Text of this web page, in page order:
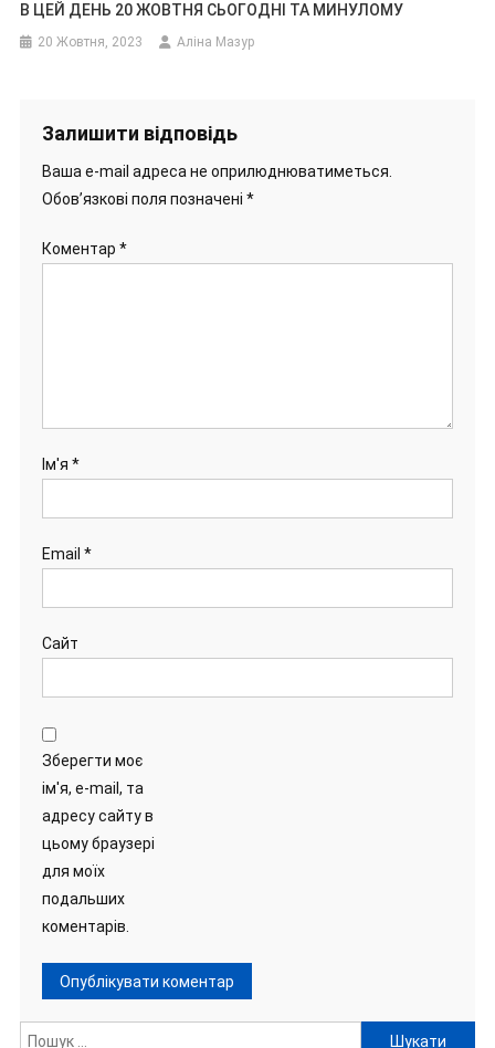
В ЦЕЙ ДЕНЬ 20 ЖОВТНЯ СЬОГОДНІ ТА МИНУЛОМУ
20 Жовтня, 2023 Аліна Мазур
Залишити відповідь
Ваша e-mail адреса не оприлюднюватиметься.
Обов’язкові поля позначені *
Коментар *
Ім'я *
Email *
Сайт
Зберегти моє
ім'я, e-mail, та
адресу сайту в
цьому браузері
для моїх
подальших
коментарів.
Пошук: